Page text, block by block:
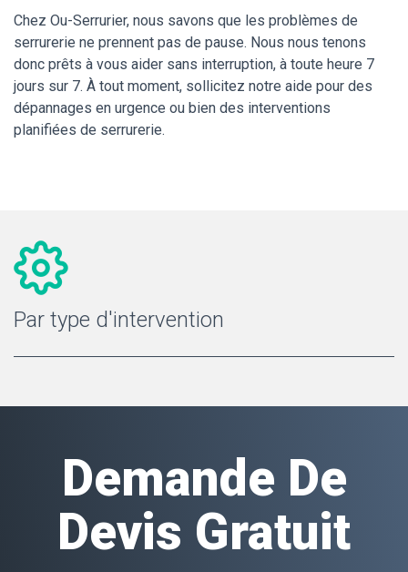
Chez Ou-Serrurier, nous savons que les problèmes de
serrurerie ne prennent pas de pause. Nous nous tenons
donc prêts à vous aider sans interruption, à toute heure 7
jours sur 7. À tout moment, sollicitez notre aide pour des
dépannages en urgence ou bien des interventions
planifiées de serrurerie.
Par type d'intervention
Demande De
Devis Gratuit